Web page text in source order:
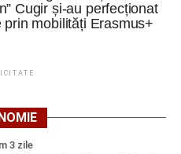
Cugir și-au perfecționat
prin mobilități Erasmus+
3 zile